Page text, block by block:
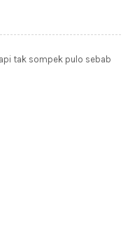
tak sompek pulo sebab